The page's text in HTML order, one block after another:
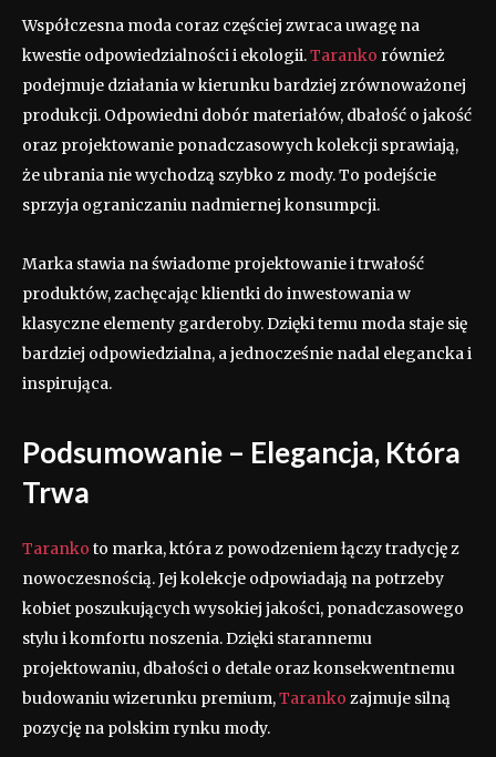
Współczesna moda coraz częściej zwraca uwagę na
kwestie odpowiedzialności i ekologii.Taranko również
podejmuje działania w kierunku bardziej zrównoważonej
produkcji. Odpowiedni dobór materiałów, dbałość o jakość
oraz projektowanie ponadczasowych kolekcji sprawiają,
że ubrania nie wychodzą szybko z mody. To podejście
sprzyja ograniczaniu nadmiernej konsumpcji.
Marka stawia na świadome projektowanie i trwałość
produktów, zachęcając klientki do inwestowania w
klasyczne elementy garderoby. Dzięki temu moda staje się
bardziej odpowiedzialna, a jednocześnie nadal elegancka i
inspirująca.
Podsumowanie – Elegancja, Która
Trwa
Taranko to marka, która z powodzeniem łączy tradycję z
nowoczesnością. Jej kolekcje odpowiadają na potrzeby
kobiet poszukujących wysokiej jakości, ponadczasowego
stylu i komfortu noszenia. Dzięki starannemu
projektowaniu, dbałości o detale oraz konsekwentnemu
budowaniu wizerunku premium,Taranko zajmuje silną
pozycję na polskim rynku mody.